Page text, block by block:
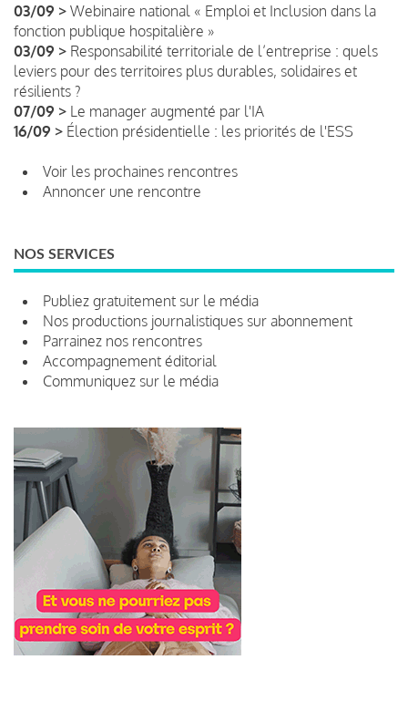
03/09 > Webinaire national « Emploi et Inclusion dans la
fonction publique hospitalière »
03/09 > Responsabilité territoriale de l’entreprise : quels
leviers pour des territoires plus durables, solidaires et
résilients ?
07/09 > Le manager augmenté par l'IA
16/09 > Élection présidentielle : les priorités de l'ESS
Voir les prochaines rencontres
Annoncer une rencontre
NOS SERVICES
Publiez gratuitement sur le média
Nos productions journalistiques sur abonnement
Parrainez nos rencontres
Accompagnement éditorial
Communiquez sur le média